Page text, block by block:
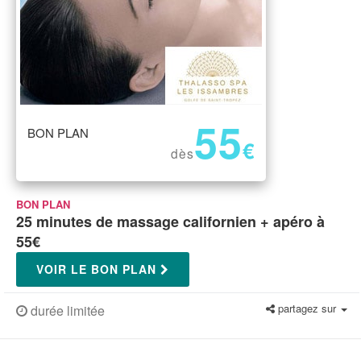
BON PLAN
dès55€
BON PLAN
25 minutes de massage californien + apéro à
55€
VOIR LE BON PLAN
durée limitée partagez sur